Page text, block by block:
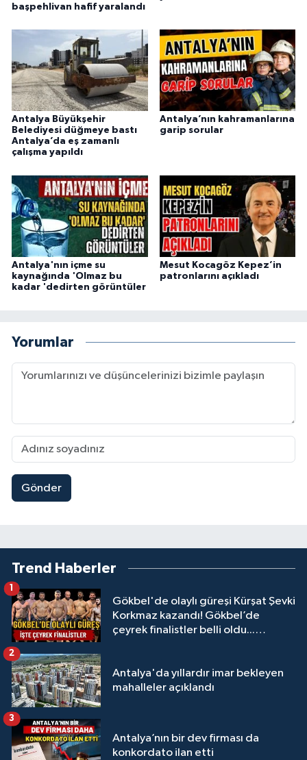
başpehlivan hafif yaralandı
Antalya Büyükşehir
Belediyesi düğmeye bastı
Antalya’da eş zamanlı
çalışma yapıldı
Antalya’nın kahramanlarına
garip sorular
Antalya'nın içme su
kaynağında 'Olmaz bu
kadar 'dedirten görüntüler
Mesut Kocagöz Kepez’in
patronlarını açıkladı
Yorumlar
Gönder
Trend Haberler
Gökbel'de olaylı güreşi Kürşat Şevki
Korkmaz kazandı! Gökbel’de
çeyrek finalistler belli oldu...
1
Antalya'da yıllardır imar bekleyen
mahalleler açıklandı
2
Antalya’nın bir dev firması da
konkordato ilan etti
3